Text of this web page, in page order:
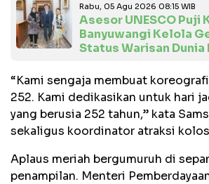
Rabu, 05 Agu 2026 08:15 WIB
Asesor UNESCO Puji
Banyuwangi Kelola
Status Warisan
“Kami sengaja membuat
252. Kami dedikasikan untuk hari
yang berusia 252 tahun,” kata
sekaligus koordinator atraksi
Aplaus meriah bergumuruh di
penampilan. Menteri